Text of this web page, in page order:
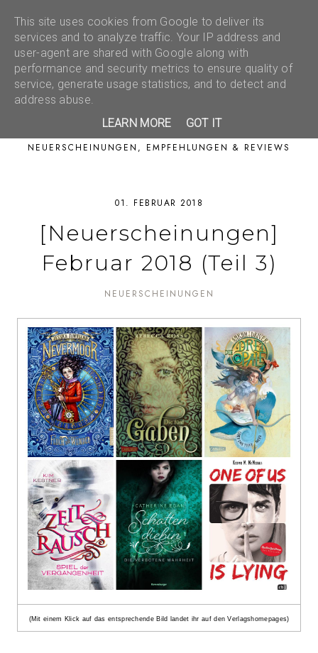
NEUERSCHEINUNGEN, EMPFEHLUNGEN & REVIEWS
01. FEBRUAR 2018
[Neuerscheinungen]
Februar 2018 (Teil 3)
NEUERSCHEINUNGEN
(Mit einem Klick auf das entsprechende Bild landet ihr auf den Verlagshomepages)
This site uses cookies from Google to deliver its
services and to analyze traffic. Your IP address and
user-agent are shared with Google along with
performance and security metrics to ensure quality of
service, generate usage statistics, and to detect and
address abuse.
LEARN MORE
GOT IT